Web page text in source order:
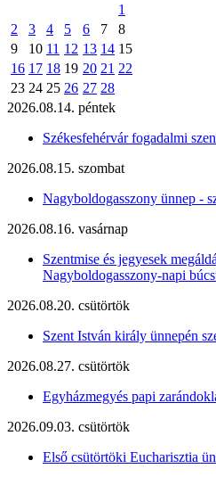
1
2
3 4 5 6 7
8
9
10 11 12 13 14 15
16 17 18 19 20 21 22
23 24 25 26 27 28
2026.08.14. péntek
Székesfehérvár fogadalmi
2026.08.15. szombat
Nagyboldogasszony ünnep -
2026.08.16. vasárnap
Szentmise és jegyesek
Nagyboldogasszony-napi
2026.08.20. csütörtök
Szent István király ünnepén
2026.08.27. csütörtök
Egyházmegyés papi
2026.09.03. csütörtök
Első csütörtöki Eucharisztia